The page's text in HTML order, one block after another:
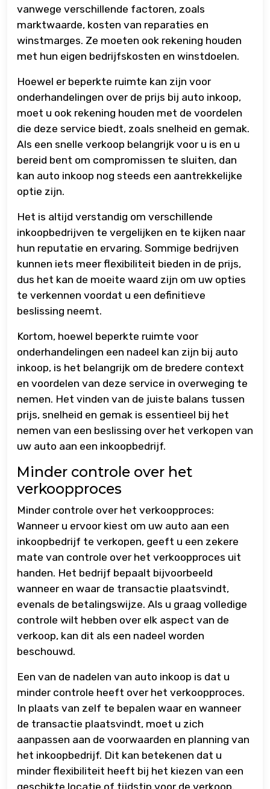
vanwege verschillende factoren, zoals
marktwaarde, kosten van reparaties en
winstmarges. Ze moeten ook rekening houden
met hun eigen bedrijfskosten en winstdoelen.
Hoewel er beperkte ruimte kan zijn voor
onderhandelingen over de prijs bij auto inkoop,
moet u ook rekening houden met de voordelen
die deze service biedt, zoals snelheid en gemak.
Als een snelle verkoop belangrijk voor u is en u
bereid bent om compromissen te sluiten, dan
kan auto inkoop nog steeds een aantrekkelijke
optie zijn.
Het is altijd verstandig om verschillende
inkoopbedrijven te vergelijken en te kijken naar
hun reputatie en ervaring. Sommige bedrijven
kunnen iets meer flexibiliteit bieden in de prijs,
dus het kan de moeite waard zijn om uw opties
te verkennen voordat u een definitieve
beslissing neemt.
Kortom, hoewel beperkte ruimte voor
onderhandelingen een nadeel kan zijn bij auto
inkoop, is het belangrijk om de bredere context
en voordelen van deze service in overweging te
nemen. Het vinden van de juiste balans tussen
prijs, snelheid en gemak is essentieel bij het
nemen van een beslissing over het verkopen van
uw auto aan een inkoopbedrijf.
Minder controle over het
verkoopproces
Minder controle over het verkoopproces:
Wanneer u ervoor kiest om uw auto aan een
inkoopbedrijf te verkopen, geeft u een zekere
mate van controle over het verkoopproces uit
handen. Het bedrijf bepaalt bijvoorbeeld
wanneer en waar de transactie plaatsvindt,
evenals de betalingswijze. Als u graag volledige
controle wilt hebben over elk aspect van de
verkoop, kan dit als een nadeel worden
beschouwd.
Een van de nadelen van auto inkoop is dat u
minder controle heeft over het verkoopproces.
In plaats van zelf te bepalen waar en wanneer
de transactie plaatsvindt, moet u zich
aanpassen aan de voorwaarden en planning van
het inkoopbedrijf. Dit kan betekenen dat u
minder flexibiliteit heeft bij het kiezen van een
geschikte locatie of tijdstip voor de verkoop.